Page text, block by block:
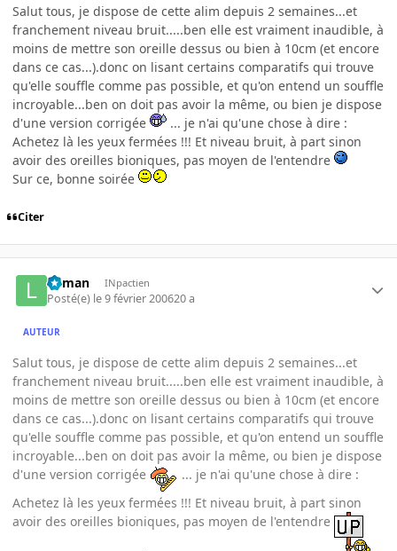
Salut tous, je dispose de cette alim depuis 2 semaines...et
franchement niveau bruit.....ben elle est vraiment inaudible, à
moins de mettre son oreille dessus ou bien à 10cm (et encore
dans ce cas...).donc on lisant certains comparatifs qui trouve
qu'elle souffle comme pas possible, et qu'on entend un souffle
incroyable...ben on doit pas avoir la même, ou bien je dispose
d'une version corrigée
... je n'ai qu'une chose à dire :
Achetez là les yeux fermées !!! Et niveau bruit, à part sinon
avoir des oreilles bioniques, pas moyen de l'entendre
Sur ce, bonne soirée
Citer
lolman INpactien
Posté(e) le 9 février 200620 a
AUTEUR
Salut tous, je dispose de cette alim depuis 2 semaines...et
franchement niveau bruit.....ben elle est vraiment inaudible, à
moins de mettre son oreille dessus ou bien à 10cm (et encore
dans ce cas...).donc on lisant certains comparatifs qui trouve
qu'elle souffle comme pas possible, et qu'on entend un souffle
incroyable...ben on doit pas avoir la même, ou bien je dispose
d'une version corrigée
... je n'ai qu'une chose à dire :
Achetez là les yeux fermées !!! Et niveau bruit, à part sinon
avoir des oreilles bioniques, pas moyen de l'entendre